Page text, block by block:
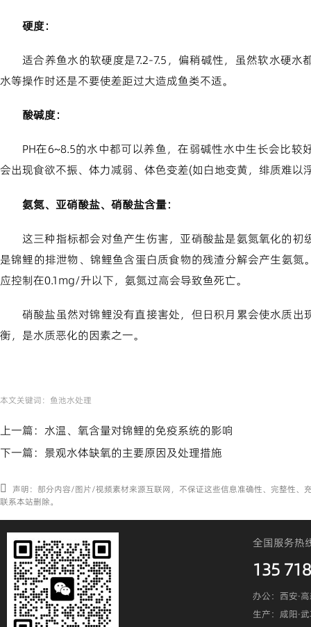
硬度：
适合养鱼水的软硬度是7.2-7.5，偏稍碱性，虽然软水硬
水等操作时还是不要使差距过大造成鱼类不适。
酸碱度：
PH在6~8.5的水中都可以养鱼，在弱碱性水中生长会比
会出现食欲不振、体力减弱、体色变差(如白地变黄，绯质难
氨氮、亚硝酸盐、硝酸盐含量：
这三种指标都会对鱼产生伤害，亚硝酸盐是氨氮氧化的
是锦鲤的排泄物、锦鲤鱼含蛋白质食物的残渣分解会产生氨
应控制在0.1mg/升以下，氨氮过高会导致鱼死亡。
硝酸盐虽然对锦鲤没有直接害处，但日积月累会使水质
衡，是水质恶化的因素之一。
本文关键词： 鱼池水处理
上一篇： 水温、氧含量对锦鲤的免疫系统的影响
下一篇： 景观水体缺氧的主要原因及处理措施
声明：部分内容/图片/视频素材来源互联网，不保证这些信息准确性、完整性、
联系本站删除。
全国服务热
135
办公：西安·
生产：咸阳·